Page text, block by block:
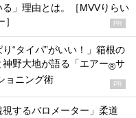
」理由とは。［MVVりらい
PR
“タイパ”がいい！」箱根の
野大地が語る「エアー®サ
ョニング術 PR
視するバロメーター」柔道